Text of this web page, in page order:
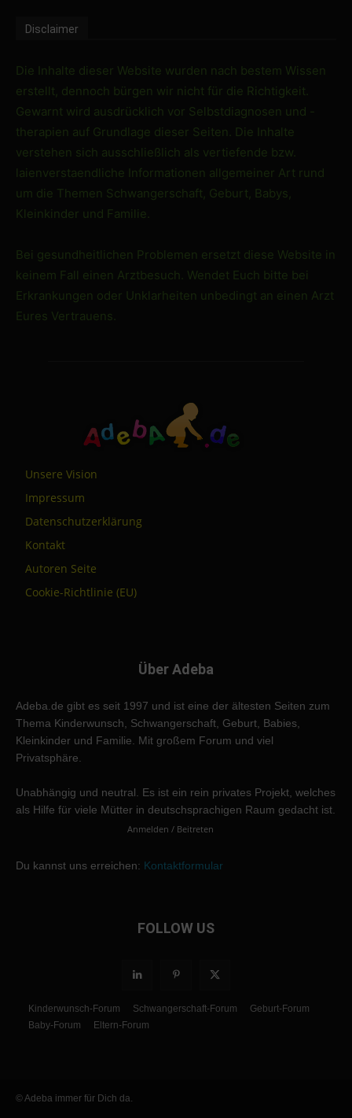
Disclaimer
Die Inhalte dieser Website wurden nach bestem Wissen
erstellt, dennoch bürgen wir nicht für die Richtigkeit.
Gewarnt wird ausdrücklich vor Selbstdiagnosen und -
therapien auf Grundlage dieser Seiten. Die Inhalte
verstehen sich ausschließlich als vertiefende bzw.
laienverstaendliche Informationen allgemeiner Art rund
um die Themen Schwangerschaft, Geburt, Babys,
Kleinkinder und Familie.
Bei gesundheitlichen Problemen ersetzt diese Website in
keinem Fall einen Arztbesuch. Wendet Euch bitte bei
Erkrankungen oder Unklarheiten unbedingt an einen Arzt
Eures Vertrauens.
Unsere Vision
Impressum
Datenschutzerklärung
Kontakt
Autoren Seite
Cookie-Richtlinie (EU)
Über Adeba
Adeba.de gibt es seit 1997 und ist eine der ältesten Seiten zum
Thema Kinderwunsch, Schwangerschaft, Geburt, Babies,
Kleinkinder und Familie. Mit großem Forum und viel
Privatsphäre.
Unabhängig und neutral. Es ist ein rein privates Projekt, welches
als Hilfe für viele Mütter in deutschsprachigen Raum gedacht ist.
Anmelden / Beitreten
Du kannst uns erreichen: Kontaktformular
FOLLOW US
Kinderwunsch-Forum Schwangerschaft-Forum
Geburt-Forum
Baby-Forum
Eltern-Forum
© Adeba immer für Dich da.